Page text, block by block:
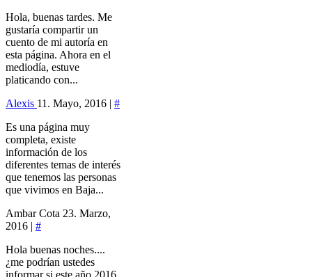
Hola, buenas tardes. Me
gustaría compartir un
cuento de mi autoría en
esta página. Ahora en el
mediodía, estuve
platicando con...
Alexis 11. Mayo, 2016 | #
Es una página muy
completa, existe
información de los
diferentes temas de interés
que tenemos las personas
que vivimos en Baja...
Ambar Cota 23. Marzo,
2016 | #
Hola buenas noches....
¿me podrían ustedes
informar si este año 2016